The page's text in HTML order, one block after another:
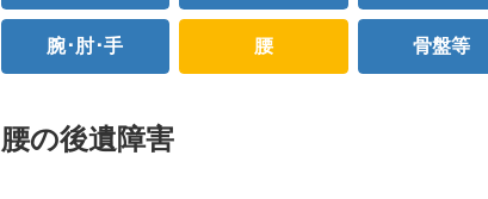
腕･肘･手 腰 骨盤等
腰の後遺障害